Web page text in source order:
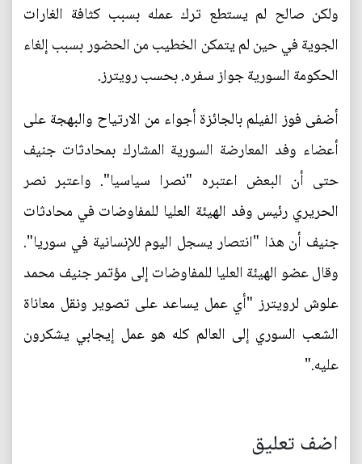
ولكن صالح لم يستطع ترك عمله بسبب كثافة الغارات
الجوية في حين لم يتمكن الخطيب من الحضور بسبب إلغاء
الحكومة السورية جواز سفره. بحسب رويترز.
أضفى فوز الفيلم بالجائزة أجواء من الارتياح والبهجة على
أعضاء وفد المعارضة السورية المشارك بمحادثات جنيف
حتى أن البعض اعتبره "نصرا سياسيا". واعتبر نصر
الحريري رئيس وفد الهيئة العليا للمفاوضات في محادثات
جنيف أن هذا "انتصار يسجل اليوم للإنسانية في سوريا".
وقال عضو الهيئة العليا للمفاوضات إلى مؤتمر جنيف محمد
علوش لرويترز "أي عمل يساعد على تصوير ونقل معاناة
الشعب السوري إلى العالم كله هو عمل إيجابي يشكرون
عليه."
اضف تعليق